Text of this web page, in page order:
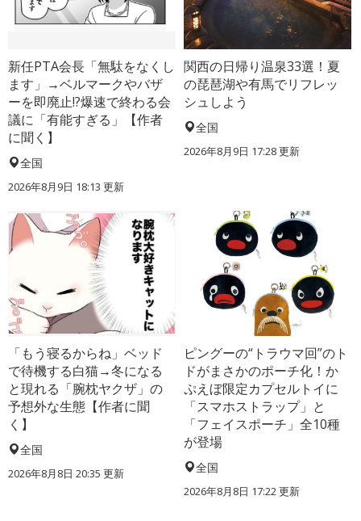
新任PTA会長「無駄をなくし
ます」→ベルマークやバザ
ーを即廃止!?爆速で終わる会
議に「有能すぎる」【作者
に聞く】
全国
2026年8月9日 18:13 更新
関西の日帰り温泉33選！夏
の琵琶湖や有馬でリフレッ
シュしよう
全国
2026年8月9日 17:28更新
「もう寝るからね」ベッド
で待機する白猫→冬になる
と現れる「腕枕ヤクザ」の
予想外な生態【作者に聞
く】
全国
2026年8月8日 20:35 更新
ピングーの“トラウマ回”のト
ドがまさかのポーチ化！か
ぷえぼ限定カプセルトイに
「スマホストラップ」と
「フェイスポーチ」全10種
が登場
全国
2026年8月8日 17:22更新